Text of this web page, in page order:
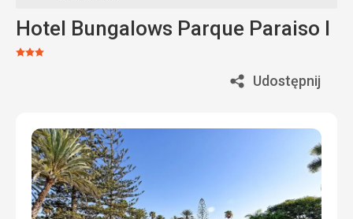
Hotel Bungalows Parque Paraiso I
Ocena:
Udostępnij